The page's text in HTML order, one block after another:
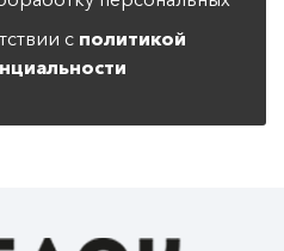
с политикой